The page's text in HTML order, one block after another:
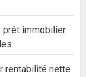
immobilier :
rentabilité nette